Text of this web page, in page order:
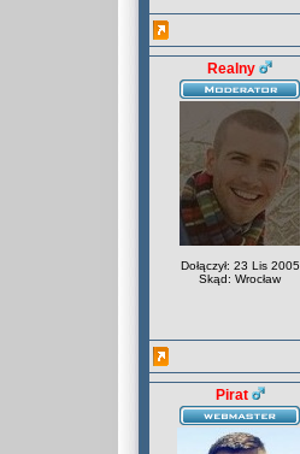
Realny
Dołączył: 23 Lis 2005
Skąd: Wrocław
Pirat